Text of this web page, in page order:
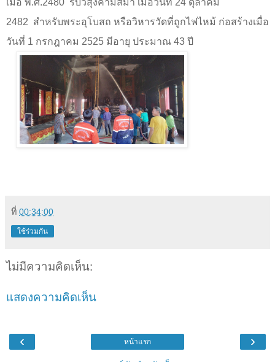
2482 สำหรับพระอุโบสถ หรือวิหารวัดที่ถูกไฟไหม้ ก่อสร้างเมื่อ
วันที่ 1 กรกฎาคม 2525 มีอายุ ประมาณ 43 ปี
ที่ 00:34:00
ใช้ร่วมกัน
ไม่มีความคิดเห็น:
แสดงความคิดเห็น
‹ ›
หน้าแรก